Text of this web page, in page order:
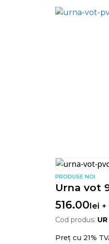
PRODUSE NOI
Urna vot
516.00lei +
Cod produs:
Preț cu 21%